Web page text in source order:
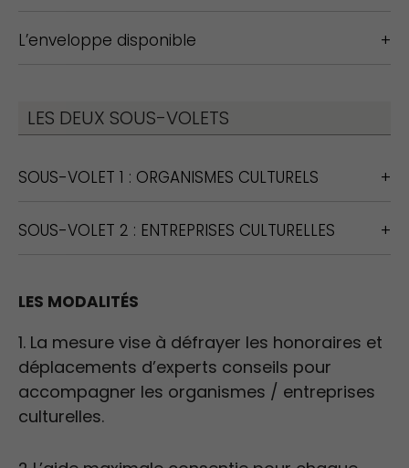
L’enveloppe disponible
LES DEUX SOUS-VOLETS
SOUS-VOLET 1 : ORGANISMES CULTURELS
SOUS-VOLET 2 : ENTREPRISES CULTURELLES
LES MODALITÉS
1. La mesure vise à défrayer les honoraires et
déplacements d’experts conseils pour
accompagner les organismes / entreprises
culturelles.